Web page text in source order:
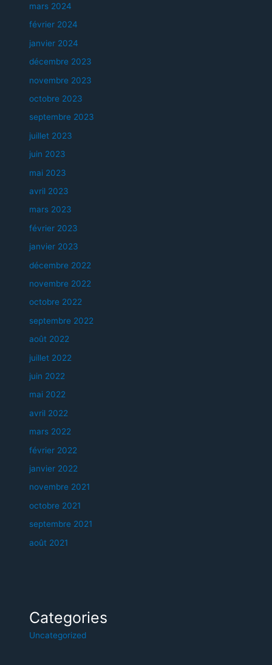
mars 2024
février 2024
janvier 2024
décembre 2023
novembre 2023
octobre 2023
septembre 2023
juillet 2023
juin 2023
mai 2023
avril 2023
mars 2023
février 2023
janvier 2023
décembre 2022
novembre 2022
octobre 2022
septembre 2022
août 2022
juillet 2022
juin 2022
mai 2022
avril 2022
mars 2022
février 2022
janvier 2022
novembre 2021
octobre 2021
septembre 2021
août 2021
Categories
Uncategorized